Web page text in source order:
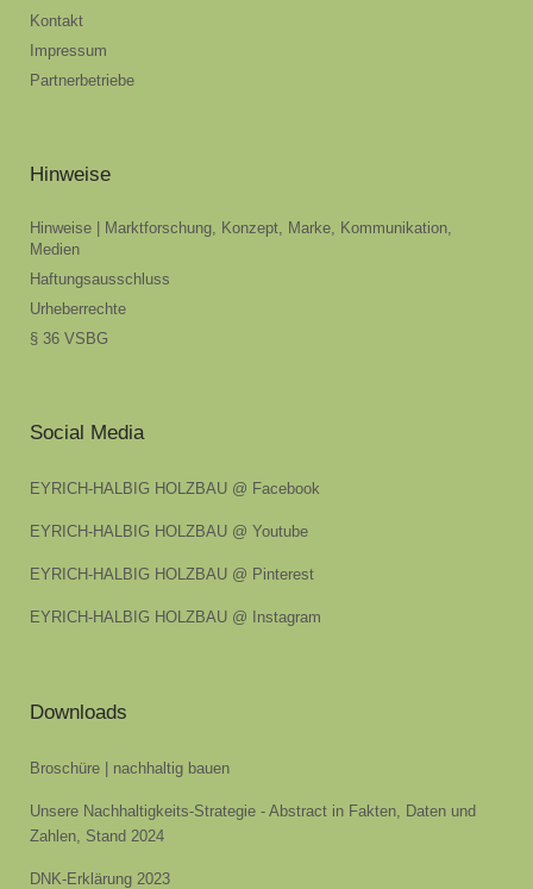
Kontakt
Impressum
Partnerbetriebe
Hinweise
Hinweise | Marktforschung, Konzept, Marke, Kommunikation,
Medien
Haftungsausschluss
Urheberrechte
§ 36 VSBG
Social Media
EYRICH-HALBIG HOLZBAU @ Facebook
EYRICH-HALBIG HOLZBAU @ Youtube
EYRICH-HALBIG HOLZBAU @ Pinterest
EYRICH-HALBIG HOLZBAU @ Instagram
Downloads
Broschüre | nachhaltig bauen
Unsere Nachhaltigkeits-Strategie - Abstract in Fakten, Daten und
Zahlen, Stand 2024
DNK-Erklärung 2023